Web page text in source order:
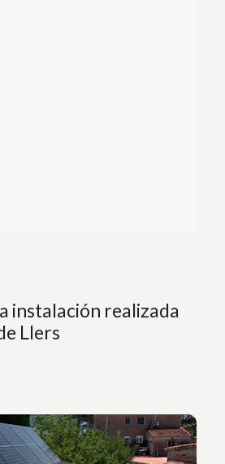
instalación realizada
Llers